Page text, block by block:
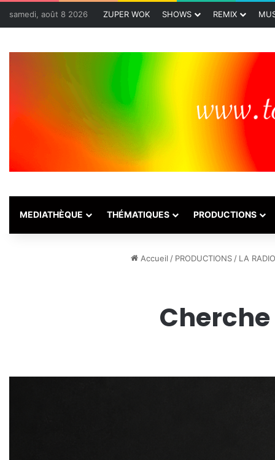
samedi, août 8 2026 ZUPER WOK SHOWS REMIX
MEDIATHÈQUE THÉMATIQUES PRODUCTIONS
Accueil / PRODUCTIONS / LA RADIO